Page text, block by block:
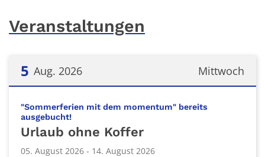
Veranstaltungen
Mittwoch
5 Aug. 2026
"Sommerferien mit dem momentum" bereits
ausgebucht!:
Urlaub ohne Koffer
05. August 2026 - 14. August 2026